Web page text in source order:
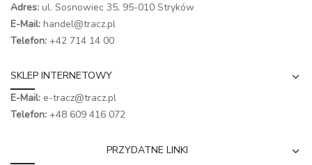
Adres: ul. Sosnowiec 35, 95-010 Stryków
E-Mail: handel@tracz.pl
Telefon: +42 714 14 00
SKLEP INTERNETOWY
E-Mail: e-tracz@tracz.pl
Telefon: +48 609 416 072
PRZYDATNE LINKI